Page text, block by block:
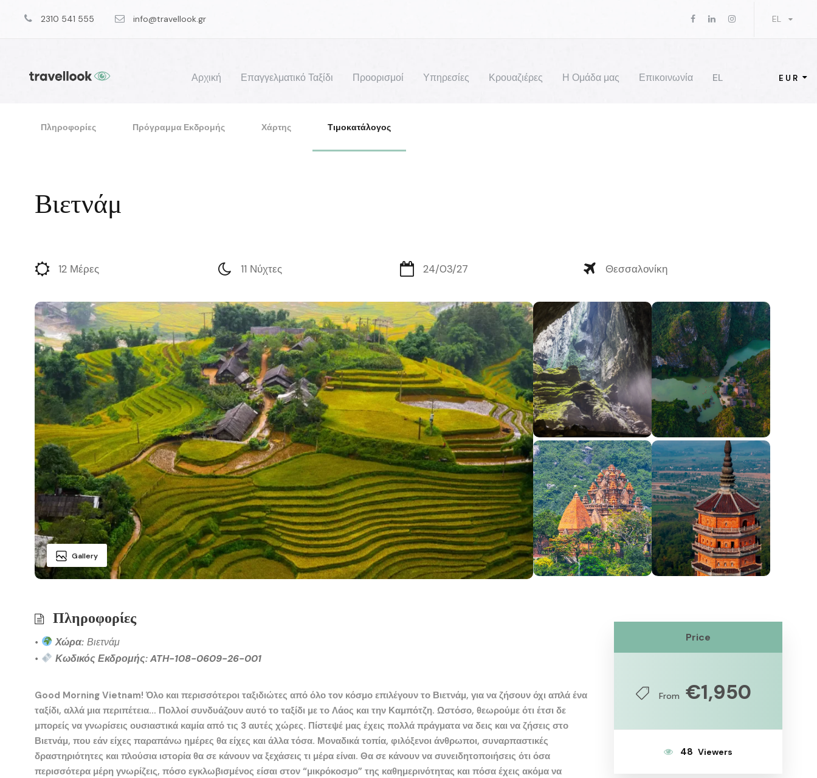
2310 541 555 info@travellook.gr EL
Αρχική Επαγγελματικό Ταξίδι Προορισμοί Υπηρεσίες Κρουαζιέρες Η Ομάδα μας Επικοινωνία EL EUR
Πληροφορίες Πρόγραμμα Εκδρομής Χάρτης Τιμοκατάλογος
Βιετνάμ
12 Μέρες 11 Νύχτες 24/03/27 Θεσσαλονίκη
Gallery
Πληροφορίες
• Χώρα: Βιετνάμ
•
Κωδικός Εκδρομής: ATH-108-0609-26-001
Good Morning Vietnam! Όλο και περισσότεροι ταξιδιώτες από όλο τον κόσμο επιλέγουν το Βιετνάμ, για να ζήσουν όχι απλά ένα
ταξίδι, αλλά μια περιπέτεια… Πολλοί συνδυάζουν αυτό το ταξίδι με το Λάος και την Καμπότζη. Ωστόσο, θεωρούμε ότι έτσι δε
μπορείς να γνωρίσεις ουσιαστικά καμία από τις 3 αυτές χώρες. Πίστεψέ μας έχεις πολλά πράγματα να δεις και να ζήσεις στο
Βιετνάμ, που εάν είχες παραπάνω ημέρες θα είχες και άλλα τόσα. Μοναδικά τοπία, φιλόξενοι άνθρωποι, συναρπαστικές
δραστηριότητες και πλούσια ιστορία θα σε κάνουν να ξεχάσεις τι μέρα είναι. Θα σε κάνουν να συνειδητοποιήσεις ότι όσα
περισσότερα μέρη γνωρίζεις, πόσο εγκλωβισμένος είσαι στον “μικρόκοσμο” της καθημερινότητας και πόσα έχεις ακόμα να
Price
From €1,950
48